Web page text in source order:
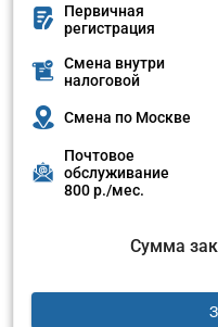
Первичная
регистрация
Смена внутри
налоговой
Смена по Москве
Почтовое
обслуживание
800 р./мес.
Сумма